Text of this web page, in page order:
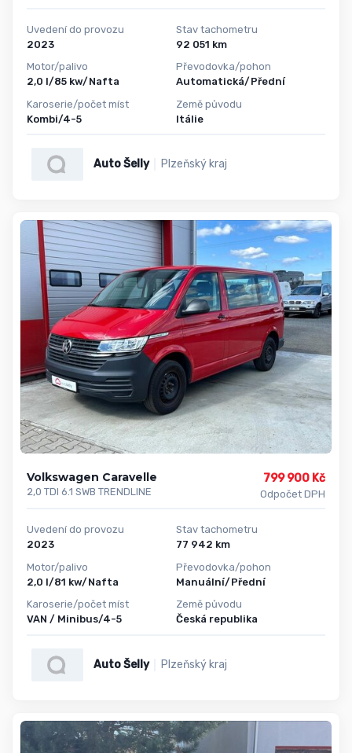
Uvedení do provozu
2023
Motor/palivo
2,0 l/85 kw/Nafta
Karoserie/počet míst
Kombi/4-5
Stav tachometru
92 051 km
Převodovka/pohon
Automatická/Přední
Země původu
Itálie
Auto Šelly Plzeňský kraj
Volkswagen Caravelle
2,0 TDI 6.1 SWB TRENDLINE
799 900 Kč
Odpočet DPH
Uvedení do provozu
2023
Motor/palivo
2,0 l/81 kw/Nafta
Karoserie/počet míst
VAN / Minibus/4-5
Stav tachometru
77 942 km
Převodovka/pohon
Manuální/Přední
Země původu
Česká republika
Auto Šelly Plzeňský kraj